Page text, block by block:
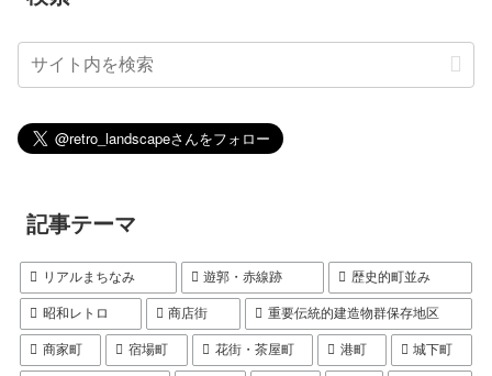
記事テーマ
リアルまちなみ 遊郭・赤線跡 歴史的町並み
昭和レトロ 商店街 重要伝統的建造物群保存地区
商家町 宿場町 花街・茶屋町 港町 城下町